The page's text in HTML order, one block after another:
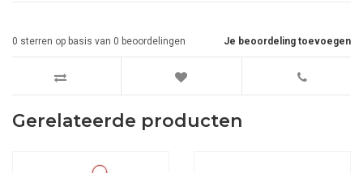
Je beoordeling toevoegen
0 sterren op basis van 0 beoordelingen
Gerelateerde producten